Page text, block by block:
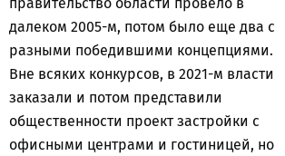
далеком 2005-м, потом было еще два с
разными победившими концепциями.
Вне всяких конкурсов, в 2021-м власти
заказали и потом представили
общественности проект застройки с
офисными центрами и гостиницей, но